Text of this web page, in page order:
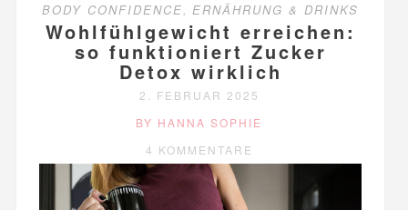
BODY CONFIDENCE,ERNÄHRUNG & DRINKS
Wohlfühlgewicht erreichen:
so funktioniert Zucker
Detox wirklich
2. FEBRUAR 2025
BY HANNA SOPHIE
4 KOMMENTARE